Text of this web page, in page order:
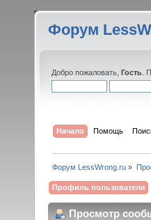
Форум
Добро пожаловать, Гость .
Начало Помощь
Форум LessWrong.ru »
Профиль пользователя
Просмотр